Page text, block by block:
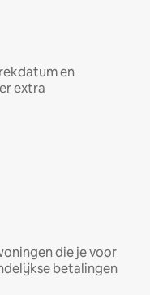
en
extra
die je voor
betalingen